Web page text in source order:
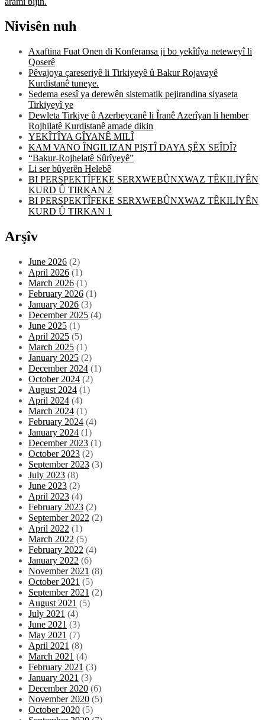
Nivisên nuh
Axaftina Fuat Onen di Konferansa ji bo yekîtîya neteweyî li
Qoserê
Pêvajoya çareseriyê li Tirkiyeyê û Bakur Rojavayê
Kurdistanê tuneye.
Sedema esesî ya derewên sistematik pejirandina siyaseta
Tirkiyeyî ye
Dewleta Tirkiye û Azerbeycanê li Îranê Azerîyan li hember
Rojhilatê Kurdistanê amade dikin
YEKÎTÎYA GÎYANÊ MILÎ
KAM VANO ÎNGILIZAN PIŞTÎ DAYA ŞÊX SEÎDÎ?
“Bakur-Rojhelatê Sûrîyeyê”
Li ser bûyerên Helebê
BI PERSPEKTÎFEKE SERXWEBÛNXWAZ TÊKILİYÊN
KURD Û TIRKAN 2
BI PERSPEKTÎFEKE SERXWEBÛNXWAZ TÊKILİYÊN
KURD Û TIRKAN 1
Arşîv
June 2026 (2)
April 2026 (1)
March 2026 (1)
February 2026 (1)
January 2026 (3)
December 2025 (4)
June 2025 (1)
April 2025 (5)
March 2025 (1)
January 2025 (2)
December 2024 (1)
October 2024 (2)
August 2024 (1)
April 2024 (4)
March 2024 (1)
February 2024 (4)
January 2024 (1)
December 2023 (1)
October 2023 (2)
September 2023 (3)
July 2023 (8)
June 2023 (2)
April 2023 (4)
February 2023 (2)
September 2022 (2)
April 2022 (1)
March 2022 (5)
February 2022 (4)
January 2022 (6)
November 2021 (8)
October 2021 (5)
September 2021 (2)
August 2021 (5)
July 2021 (4)
June 2021 (3)
May 2021 (7)
April 2021 (8)
March 2021 (4)
February 2021 (3)
January 2021 (3)
December 2020 (6)
November 2020 (5)
October 2020 (5)